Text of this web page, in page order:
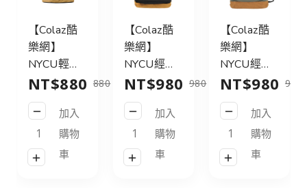
【Colaz酷
樂網】
NYCU輕旅
行後背包
21L_黑／
NYCU
Logo
Backpack
21L_Black
NT$880 880
加入
購物
車
【Colaz酷
樂網】
NYCU經典
後背包31L
皮標款_黑
／NYCU
Logo
Backpack
31L_Black
NT$980 980
加入
購物
車
【Colaz酷
樂網】
NYCU經典
後背包31L
皮標款_灰
綠／NYCU
Logo
Backpack
31L_Green
NT$980 980
加入
購物
車